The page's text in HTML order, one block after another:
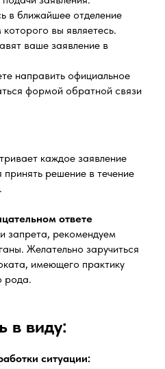
в ближайшее отделение
вы являетесь.
ваше заявление в
направить официальное
формой обратной связи
каждое заявление
принять решение в течение
ответе
запрета, рекомендуем
Желательно заручиться
имеющего практику
рода.
в виду:
ситуации: